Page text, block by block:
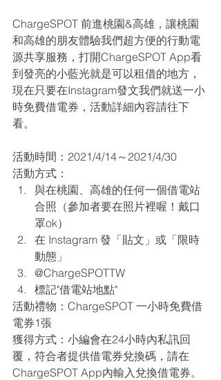
ChargeSPOT 前進桃園&高雄，讓桃園
和高雄的朋友體驗我們超方便的行動電
源共享服務，打開ChargeSPOT App看
到發亮的小藍光就是可以租借的地方，
現在只要在Instagram發文我們就送一小
時免費借電券，活動詳細內容請往下
看。
活動時間：2021/4/14～2021/4/30
活動方式：
與在桃園、高雄的任何一個借電站
合照（參加者要在照片裡喔！戴口
罩ok）
在 Instagram 發「貼文」或「限時
動態」
@ChargeSPOTTW
標記"借電站地點"
活動禮物：ChargeSPOT 一小時免費借
電券1張
獲得方式：小編會在24小時內私訊回
覆，符合者提供借電券兌換碼，請在
ChargeSPOT App內輸入兌換借電券。